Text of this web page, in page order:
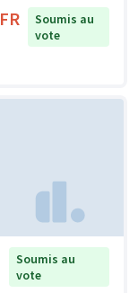
Soumis au
vote
Soumis au
vote